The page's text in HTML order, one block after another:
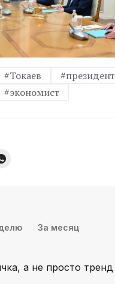
#Токаев
#президент
#экономист
За месяц
а не просто тренд